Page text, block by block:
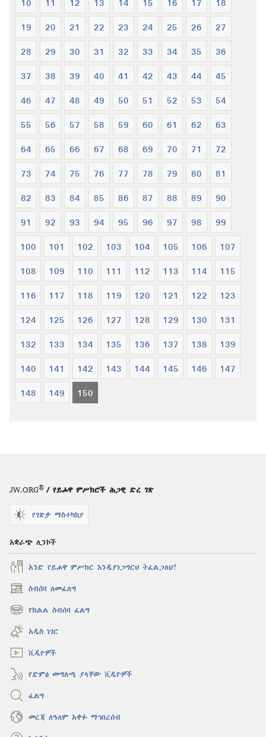
10 11 12 13 14 15 16 17 18
19 20 21 22 23 24 25 26 27
28 29 30 31 32 33 34 35 36
37 38 39 40 41 42 43 44 45
46 47 48 49 50 51 52 53 54
55 56 57 58 59 60 61 62 63
64 65 66 67 68 69 70 71 72
73 74 75 76 77 78 79 80 81
82 83 84 85 86 87 88 89 90
91 92 93 94 95 96 97 98 99
100 101 102 103 104 105 106 107
108 109 110 111 112 113 114 115
116 117 118 119 120 121 122 123
124 125 126 127 128 129 130 131
132 133 134 135 136 137 138 139
140 141 142 143 144 145 146 147
148 149 150
JW.ORG® / የይሖዋ ምሥክሮች ሕጋዊ ድረ ገጽ
የገጽታ ማስተካከያ
አቋራጭ ሊንኮች
አንድ የይሖዋ ምሥክር እንዲያነጋግርህ ትፈልጋለህ?
ስብሰባ ለመፈለግ
(አዲስ
ዊንዶው
ክፈት)
የክልል ስብሰባ ፈልግ
(አዲስ
ዊንዶው
ክፈት)
አዲስ ነገር
ቪዲዮዎች
የድምፅ መግለጫ ያላቸው ቪዲዮዎች
ፈልግ
መረጃ ለዓለም አቀፉ ማኅበረሰብ